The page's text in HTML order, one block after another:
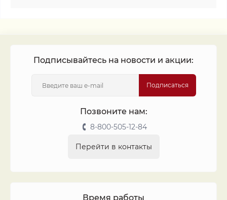
Подписывайтесь на новости и акции:
Подписаться
Позвоните нам:
8-800-505-12-84
Перейти в контакты
Время работы